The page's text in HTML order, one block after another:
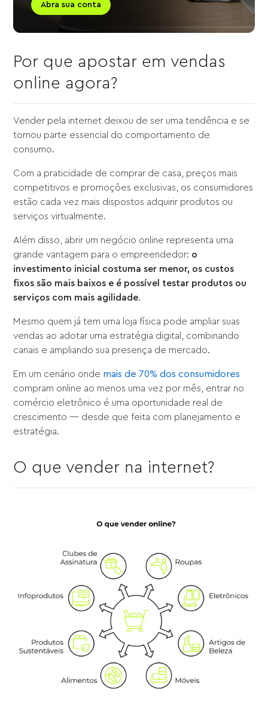
Abra sua conta
Por que apostar em vendas
online agora?
Vender pela internet deixou de ser uma tendência e se
tornou parte essencial do comportamento de
consumo.
Com a praticidade de comprar de casa, preços mais
competitivos e promoções exclusivas, os consumidores
estão cada vez mais dispostos adquirir produtos ou
serviços virtualmente.
Além disso, abrir um negócio online representa uma
grande vantagem para o empreendedor: o
investimento inicial costuma ser menor, os custos
fixos são mais baixos e é possível testar produtos ou
serviços com mais agilidade.
Mesmo quem já tem uma loja física pode ampliar suas
vendas ao adotar uma estratégia digital, combinando
canais e ampliando sua presença de mercado.
Em um cenário onde mais de 70% dos consumidores
compram online ao menos uma vez por mês, entrar no
comércio eletrônico é uma oportunidade real de
crescimento — desde que feita com planejamento e
estratégia.
O que vender na internet?